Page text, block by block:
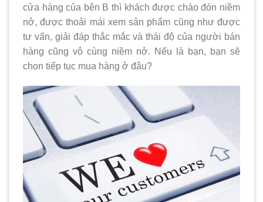
cửa hàng của bên B thì khách được chào đón niềm
nở, được thoải mái xem sản phẩm cũng như được
tư vấn, giải đáp thắc mắc và thái độ của người bán
hàng cũng vô cùng niềm nở. Nếu là bạn, bạn sẽ
chọn tiếp tục mua hàng ở đâu?